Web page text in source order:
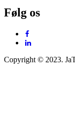
Følg os
Copyright © 2023.